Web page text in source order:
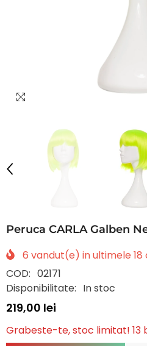
Peruca CARLA Galben
6 vandut(e) in ultimele 18
COD: 02171
Disponibilitate: In stoc
219,00 lei
Grabeste-te, stoc limitat! 13